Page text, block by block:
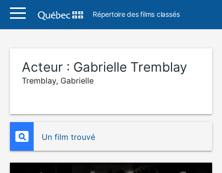
Répertoire des films classés
Acteur : Gabrielle Tremblay
Tremblay, Gabrielle
Un film trouvé